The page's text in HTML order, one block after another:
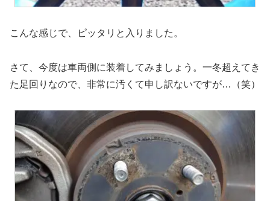
こんな感じで、ピッタリと入りました。
さて、今度は車両側に装着してみましょう。一冬超えてき
た足回りなので、非常に汚くて申し訳ないですが…（笑）